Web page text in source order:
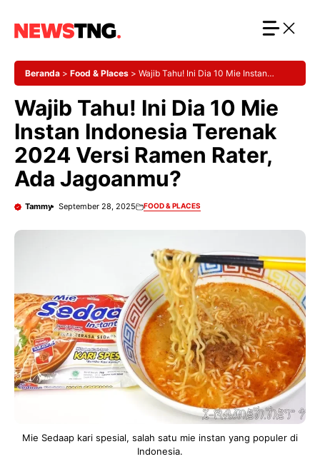
Beranda > Food & Places > Wajib Tahu! Ini Dia 10 Mie Instan
Wajib Tahu! Ini Dia 10 Mie
Instan Indonesia Terenak
2024 Versi Ramen Rater,
Ada Jagoanmu?
Tammy September 28, 2025 FOOD & PLACES
Mie Sedaap kari spesial, salah satu mie instan yang populer di
Indonesia.